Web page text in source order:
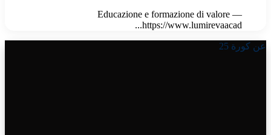
Educazione e formazione di valore —
https://www.lumirevaacad...
عن كورة 25